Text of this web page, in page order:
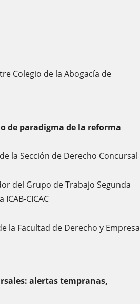
Colegio de la Abogacía de
de paradigma de la reforma
la Sección de Derecho Concursal
del Grupo de Trabajo Segunda
CICAC
la Facultad de Derecho y Empresa
alertas tempranas,